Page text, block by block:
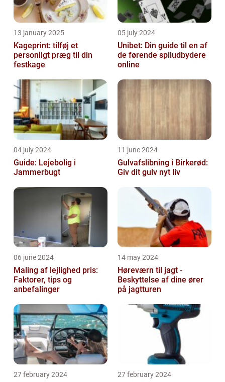
13 january 2025
Kageprint: tilføj et
personligt præg til din
festkage
05 july 2024
Unibet: Din guide til en af
de førende spiludbydere
online
04 july 2024
Guide: Lejebolig i
Jammerbugt
11 june 2024
Gulvafslibning i Birkerød:
Giv dit gulv nyt liv
06 june 2024
Maling af lejlighed pris:
Faktorer, tips og
anbefalinger
14 may 2024
Høreværn til jagt -
Beskyttelse af dine ører
på jagtturen
27 february 2024 27 february 2024